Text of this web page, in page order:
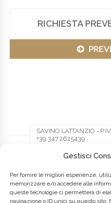
Gestisci
Per fornire le migliori esperienze,
memorizzare e/o accedere alle
queste tecnologie ci permetterà di
navigazione o ID unici su questo sito.
RICHIESTA
SAVINO LATTANZIO -
+39 347.2625439
Facebook Twitter
LinkedIn